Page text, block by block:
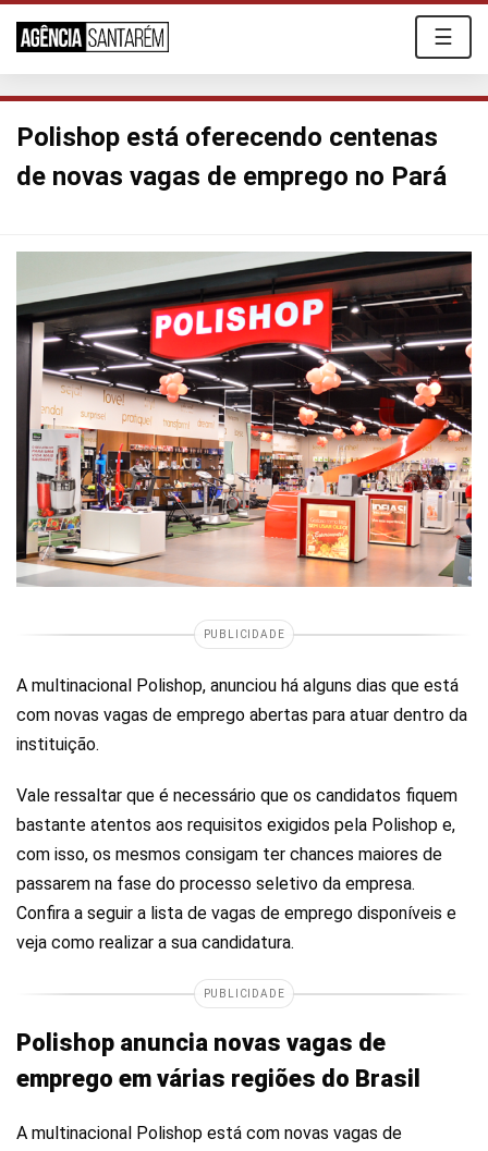
☰
Polishop está oferecendo centenas
de novas vagas de emprego no Pará
PUBLICIDADE
A multinacional Polishop, anunciou há alguns dias que está
com novas vagas de emprego abertas para atuar dentro da
instituição.
Vale ressaltar que é necessário que os candidatos fiquem
bastante atentos aos requisitos exigidos pela Polishop e,
com isso, os mesmos consigam ter chances maiores de
passarem na fase do processo seletivo da empresa.
Confira a seguir a lista de vagas de emprego disponíveis e
veja como realizar a sua candidatura.
PUBLICIDADE
Polishop anuncia novas vagas de
emprego em várias regiões do Brasil
A multinacional Polishop está com novas vagas de